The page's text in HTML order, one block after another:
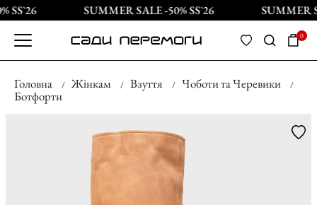
SS`26 SUMMER SALE -50% SS`26 SUMMER
0
Головна Жінкам Взуття
Чоботи та Черевики
Ботфорти